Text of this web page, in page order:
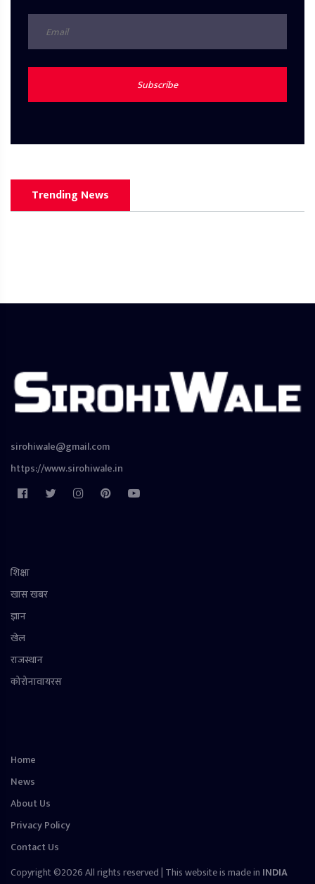
Subscribe
Trending News
sirohiwale@gmail.com
https://www.sirohiwale.in
शिक्षा
खास खबर
ज्ञान
खेल
राजस्थान
कोरोनावायरस
Home
News
About Us
Privacy Policy
Contact Us
Copyright ©2026 All rights reserved | This website is made in INDIA